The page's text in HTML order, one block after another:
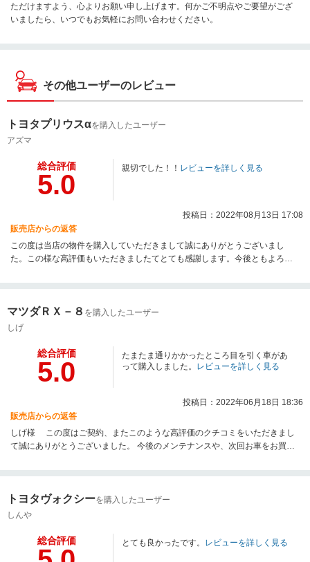
ただけますよう、心よりお願い申し上げます。何かご不明点やご要望がござ
いましたら、いつでもお気軽にお問い合わせください。
その他ユーザーのレビュー
トヨタプリウスαを購入したユーザー
アズマ
総合評価
5.0
親切でした！！ レビューを詳しく見る
投稿日：2022年08月13日 17:08
販売店からの返答
この度は当店の物件を購入していただきまして誠にありがとうございまし
た。この様な高評価もいただきましたてとても感謝します。今後ともよろし
マツダＲＸ－８ を購入したユーザー
しげ
総合評価
5.0
たまたま通りかかったところ目を引く車があ
って購入しました。 レビューを詳しく見る
投稿日：2022年06月18日 18:36
販売店からの返答
しげ様 この度はご契約、またこのような高評価のクチコミをいただきまし
て誠にありがとうございました。 今後のメンテナンスや、次回お車をお買い
します。
トヨタヴォクシーを購入したユーザー
しんや
総合評価 とても良かったです。 レビューを詳しく見る